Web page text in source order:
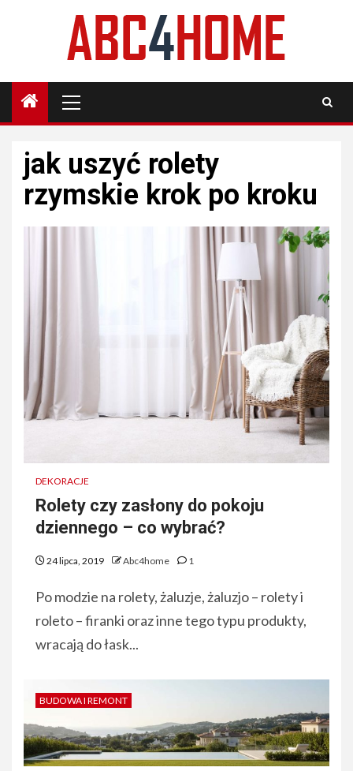
Menu
jak uszyć rolety
rzymskie krok po kroku
DEKORACJE
Rolety czy zasłony do pokoju
dziennego – co wybrać?
24 lipca, 2019 Abc4home 1
Po modzie na rolety, żaluzje, żaluzjo – rolety i
roleto – firanki oraz inne tego typu produkty,
wracają do łask...
BUDOWA I REMONT